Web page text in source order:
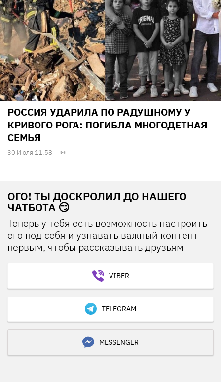
РОССИЯ УДАРИЛА ПО РАДУШНОМУ У
КРИВОГО РОГА: ПОГИБЛА МНОГОДЕТНАЯ
СЕМЬЯ
30 Июля 11:58
ОГО! ТЫ ДОСКРОЛИЛ ДО НАШЕГО
ЧАТБОТА 😏
Теперь у тебя есть возможность настроить
его под себя и узнавать важный контент
первым, чтобы рассказывать друзьям
VIBER
TELEGRAM
MESSENGER